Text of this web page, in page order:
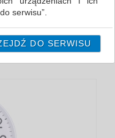
serwisu”.
jej zakres, kliknij
informacje o tym jak to
także na podstronie z
od 25 maja 2018.
ważna jest Państwa
podczas zakładania
i można ją w
DO SERWISU